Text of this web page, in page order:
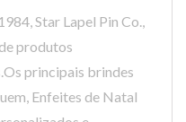
Star Lapel Pin Co.,
produtos
principais brindes
Enfeites de Natal